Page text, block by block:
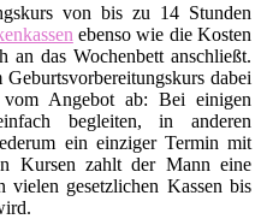
von bis zu 14 Stunden
ebenso wie die Kosten
an das Wochenbett anschließt.
dabei
Angebot ab: Bei einigen
begleiten, in anderen
ein einziger Termin mit
Kursen zahlt der Mann eine
vielen gesetzlichen Kassen bis